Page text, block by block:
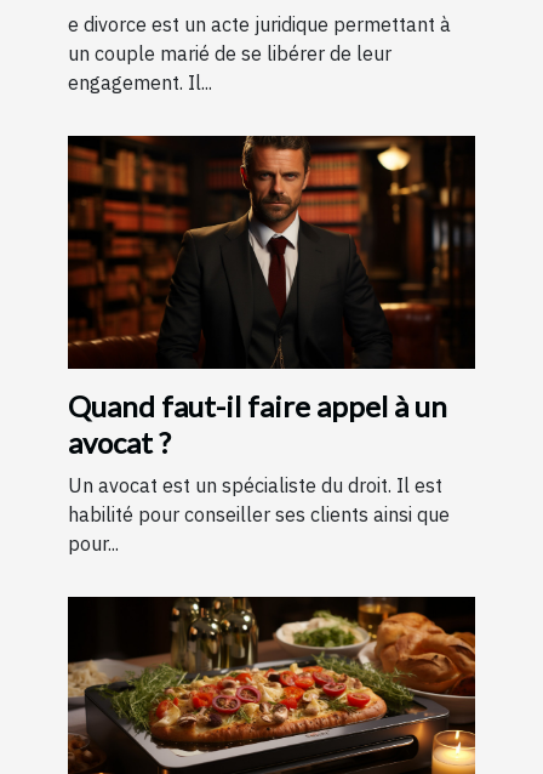
e divorce est un acte juridique permettant à
un couple marié de se libérer de leur
engagement. Il...
Quand faut-il faire appel à un
avocat ?
Un avocat est un spécialiste du droit. Il est
habilité pour conseiller ses clients ainsi que
pour...